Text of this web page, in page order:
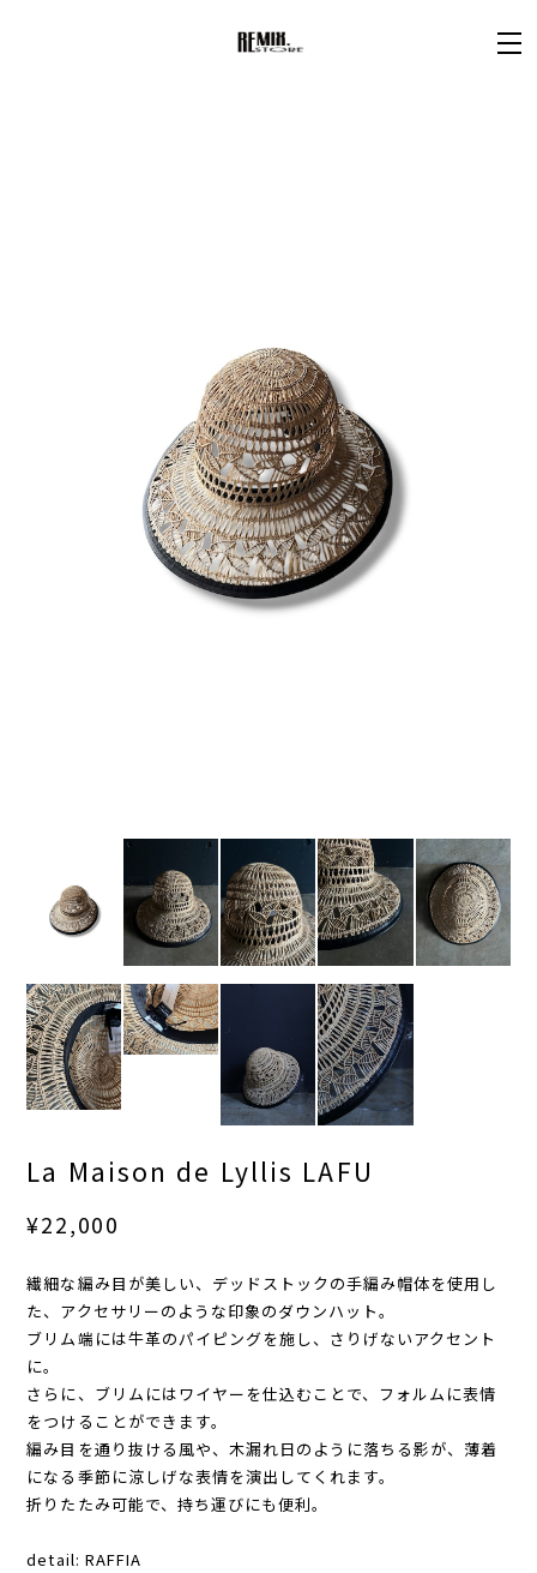
La Maison de Lyllis LAFU
¥22,000
繊細な編み目が美しい、デッドストックの手編み帽体を使用し
た、アクセサリーのような印象のダウンハット。
ブリム端には牛革のパイピングを施し、さりげないアクセント
に。
さらに、ブリムにはワイヤーを仕込むことで、フォルムに表情
をつけることができます。
編み目を通り抜ける風や、木漏れ日のように落ちる影が、薄着
になる季節に涼しげな表情を演出してくれます。
折りたたみ可能で、持ち運びにも便利。
detail: RAFFIA